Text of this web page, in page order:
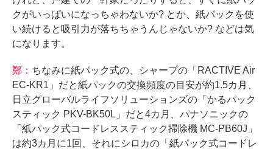
クがいっぱいになっちゃわないか? とか、紙パックを使
い続けると吸引力が落ちちゃうんじゃないか? などは気
になります。
鄭： ちなみに紙パック式の、シャープの「RACTIVE Air
EC-KR1」だと紙パックの交換頻度の目安が約1.5カ月、
日立グローバルライフソリューションズの「かるパック
スティック PKV-BK50L」だと4カ月、パナソニックの
「紙パック式コードレススティック掃除機 MC-PB60J」
は約3カ月に1回、それにシロカの「紙パック式コードレ